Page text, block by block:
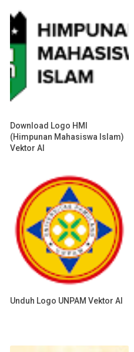
Download Logo HMI
(Himpunan Mahasiswa Islam)
Vektor AI
Unduh Logo UNPAM Vektor AI